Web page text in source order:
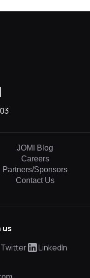
JOMI Blog
Careers
Partners/Sponsors
Contact Us
us
Twitter
LinkedIn